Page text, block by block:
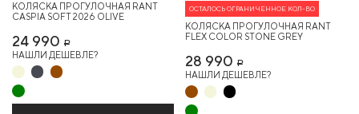
КОЛЯСКА ПРОГУЛОЧНАЯ RANT
CASPIA SOFT 2026 OLIVE
24 990 Р
НАШЛИ ДЕШЕВЛЕ?
ОСТАЛОСЬ ОГРАНИЧЕННОЕ КОЛ-ВО
КОЛЯСКА ПРОГУЛОЧНАЯ RANT
FLEX COLOR STONE GREY
28 990 Р
НАШЛИ ДЕШЕВЛЕ?